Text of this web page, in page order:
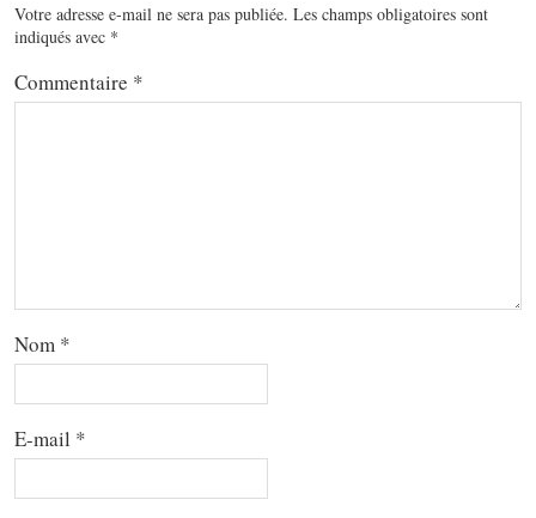
Votre adresse e-mail ne sera pas publiée. Les champs obligatoires sont
indiqués avec *
Commentaire *
Nom *
E-mail *